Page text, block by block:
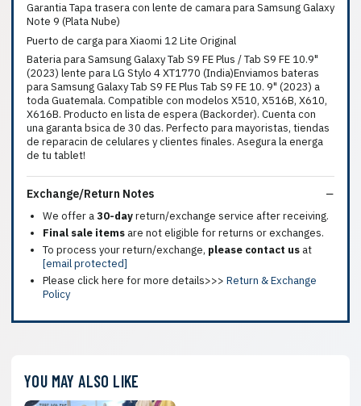
Garantia Tapa trasera con lente de camara para Samsung Galaxy
Note 9 (Plata Nube)
Puerto de carga para Xiaomi 12 Lite Original
Bateria para Samsung Galaxy Tab S9 FE Plus / Tab S9 FE 10.9"
(2023) lente para LG Stylo 4 XT1770 (India)Enviamos bateras
para Samsung Galaxy Tab S9 FE Plus Tab S9 FE 10. 9" (2023) a
toda Guatemala. Compatible con modelos X510, X516B, X610,
X616B. Producto en lista de espera (Backorder). Cuenta con
una garanta bsica de 30 das. Perfecto para mayoristas, tiendas
de reparacin de celulares y clientes finales. Asegura la energa
de tu tablet!
Exchange/Return Notes
We offer a30-dayreturn/exchange service after receiving.
Final sale items are not eligible for returns or exchanges.
To process your return/exchange, please contact us at
[email protected]
Please click here for more details>>> Return & Exchange
Policy
YOU MAY ALSO LIKE